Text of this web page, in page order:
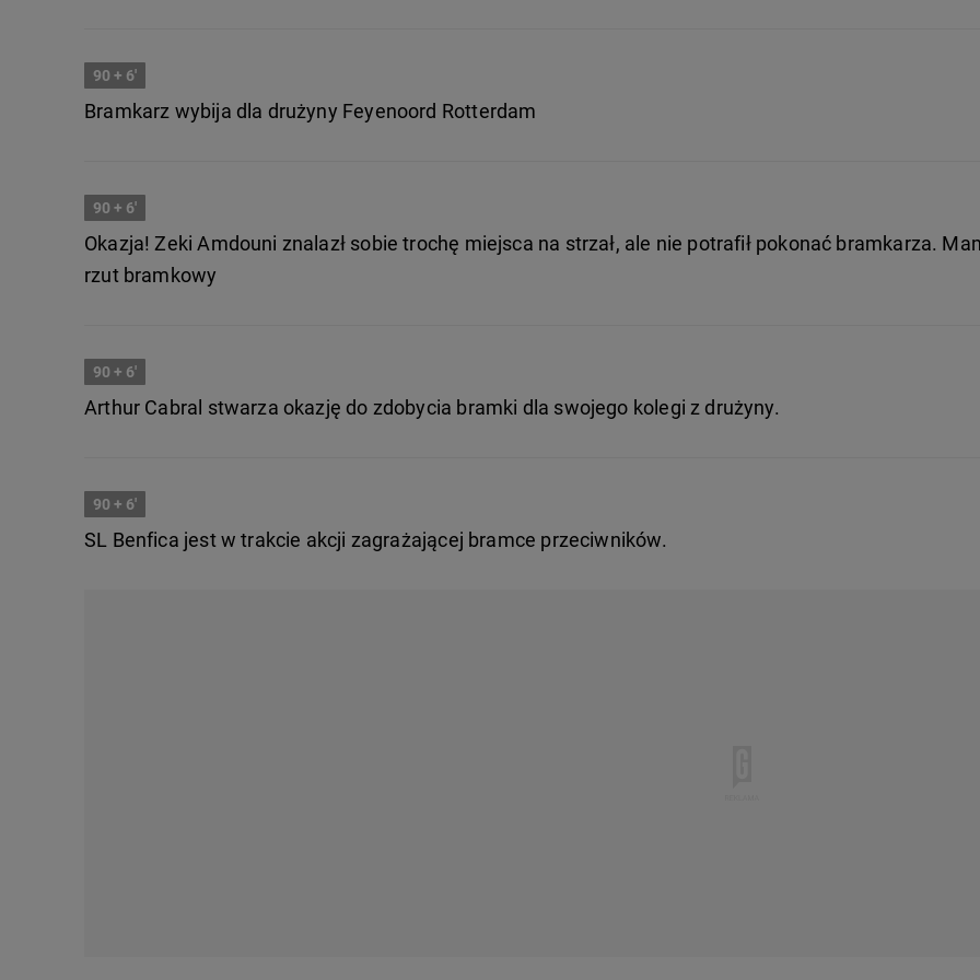
90 + 6'
Bramkarz wybija dla drużyny Feyenoord Rotterdam
90 + 6'
Okazja! Zeki Amdouni znalazł sobie trochę miejsca na strzał, ale nie potrafił pokonać bramkarza.
rzut bramkowy
90 + 6'
Arthur Cabral stwarza okazję do zdobycia bramki dla swojego kolegi z drużyny.
90 + 6'
SL Benfica jest w trakcie akcji zagrażającej bramce przeciwników.